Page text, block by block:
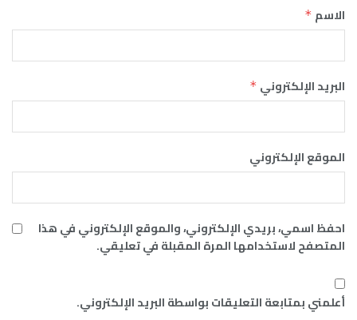
الاسم *
البريد الإلكتروني *
الموقع الإلكتروني
احفظ اسمي، بريدي الإلكتروني، والموقع الإلكتروني في هذا
المتصفح لاستخدامها المرة المقبلة في تعليقي.
أعلمني بمتابعة التعليقات بواسطة البريد الإلكتروني.